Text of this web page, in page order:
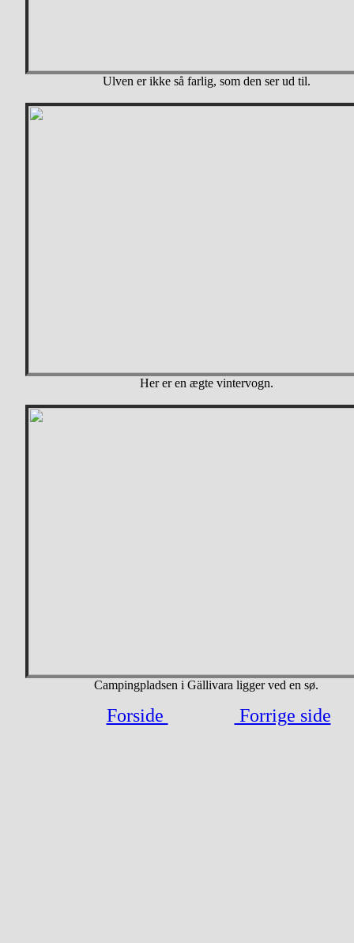
Ulven er ikke så farlig, som den ser ud til.
Her er en ægte vintervogn.
Campingpladsen i Gällivara ligger ved en sø.
Forside Forrige side